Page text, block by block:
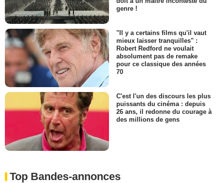
genre !
"Il y a certains films qu'il vaut
mieux laisser tranquilles" :
Robert Redford ne voulait
absolument pas de remake
pour ce classique des années
70
C'est l'un des discours les plus
puissants du cinéma : depuis
26 ans, il redonne du courage à
des millions de gens
Top Bandes-annonces